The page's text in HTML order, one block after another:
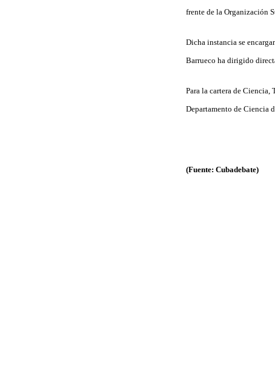
frente de la Organización
Dicha instancia se
Barrueco ha dirigido
Para la cartera de Ciencia,
Departamento de Ciencia
(Fuente: Cubadebate)